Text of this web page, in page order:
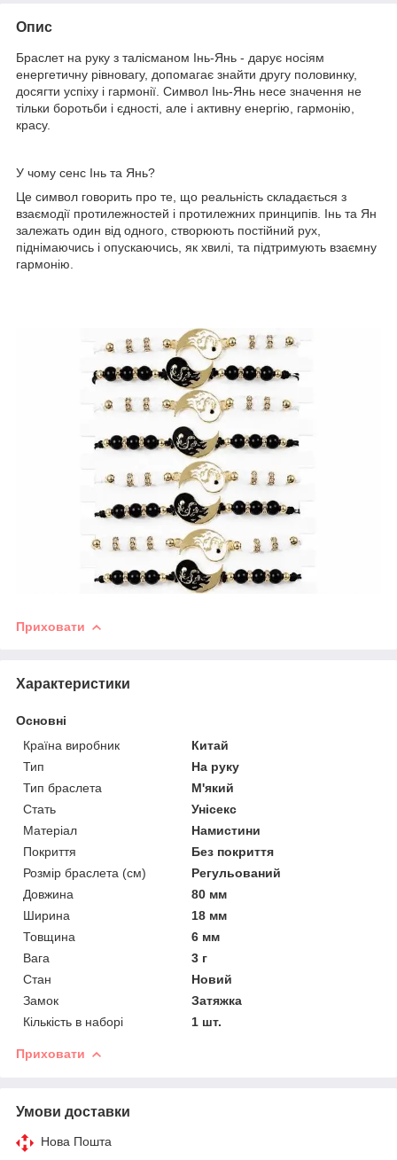
Опис
Браслет на руку з талісманом Інь-Янь - дарує носіям
енергетичну рівновагу, допомагає знайти другу половинку,
досягти успіху і гармонії. Символ Інь-Янь несе значення не
тільки боротьби і єдності, але і активну енергію, гармонію,
красу.
У чому сенс Інь та Янь?
Це символ говорить про те, що реальність складається з
взаємодії протилежностей і протилежних принципів. Інь та Ян
залежать один від одного, створюють постійний рух,
піднімаючись і опускаючись, як хвилі, та підтримують взаємну
гармонію.
Приховати
Характеристики
Основні
Країна виробник
Китай
Тип
На руку
Тип браслета
М'який
Стать
Унісекс
Матеріал
Намистини
Покриття
Без покриття
Розмір браслета (см)
Регульований
Довжина
80 мм
Ширина
18 мм
Товщина
6 мм
Вага
3 г
Стан
Новий
Замок
Затяжка
Кількість в наборі
1 шт.
Приховати
Умови доставки
Нова Пошта